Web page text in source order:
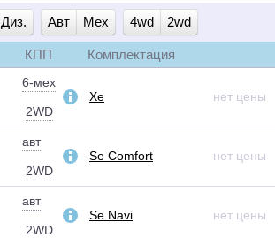
Диз. Авт Мех 4wd 2wd
КПП Комплектация
6-мех
2WD
Xe нет цены
авт
2WD
Se Comfort нет цены
авт
2WD
Se Navi нет цены